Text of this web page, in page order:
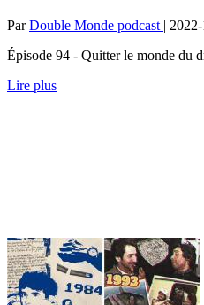
ParDouble Monde podcast |
Épisode 94 - Quitter le monde du
Lire plus